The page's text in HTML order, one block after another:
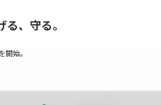
、守る。
開始。